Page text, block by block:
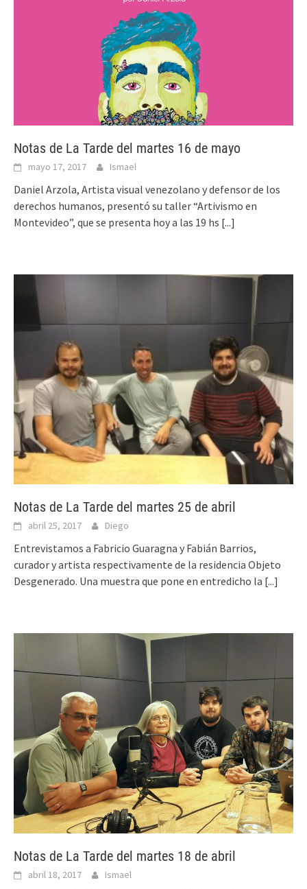
Notas de La Tarde del martes 16 de mayo
mayo 17, 2017 Ismael
Daniel Arzola, Artista visual venezolano y defensor de los
derechos humanos, presentó su taller “Artivismo en
Montevideo”, que se presenta hoy a las 19 hs [...]
Notas de La Tarde del martes 25 de abril
abril 25, 2017 Diego
Entrevistamos a Fabricio Guaragna y Fabián Barrios,
curador y artista respectivamente de la residencia Objeto
Desgenerado. Una muestra que pone en entredicho la [...]
Notas de La Tarde del martes 18 de abril
abril 18, 2017 Ismael